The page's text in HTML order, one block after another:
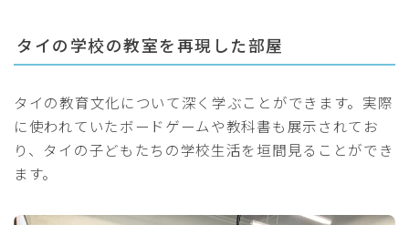
タイの学校の教室を再現した部屋
タイの教育文化について深く学ぶことができます。実際
に使われていたボードゲームや教科書も展示されてお
り、タイの子どもたちの学校生活を垣間見ることができ
ます。